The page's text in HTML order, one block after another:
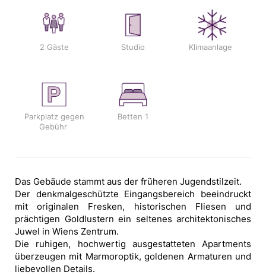
2 Gäste Studio Klimaanlage
Parkplatz gegen
Gebühr
Betten 1
Das Gebäude stammt aus der früheren Jugendstilzeit.
Der denkmalgeschützte Eingangsbereich beeindruckt
mit originalen Fresken, historischen Fliesen und
prächtigen Goldlustern ein seltenes architektonisches
Juwel in Wiens Zentrum.
Die ruhigen, hochwertig ausgestatteten Apartments
überzeugen mit Marmoroptik, goldenen Armaturen und
liebevollen Details.